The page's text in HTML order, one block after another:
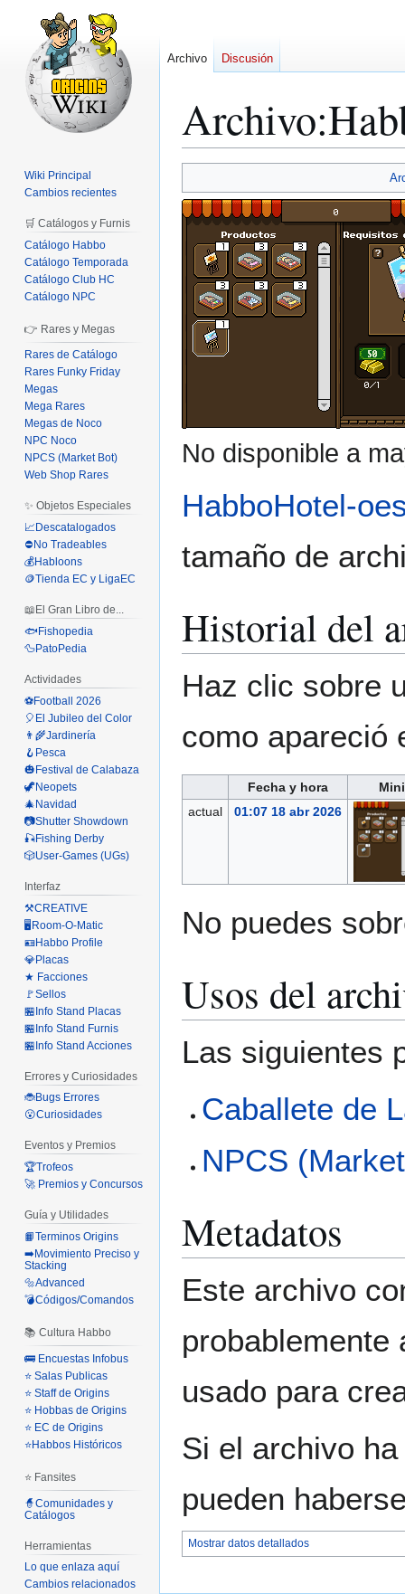
Archivo:
a
la
navegación
a
la
búsqueda
No disponible a
HabboHotel-
tamaño de
Historial del
Haz clic sobre
como apareció
Fecha y hora
actual
01:07 18 abr 2026
No puedes
Usos del
Las siguientes
Caballete de
NPCS
Metadatos
Este archivo
probablemente
usado para
Si el archivo
pueden
Mostrar datos detallados
Archivo Discusión
Wiki Principal
Cambios recientes
🛒 Catálogos y Furnis
Catálogo Habbo
Catálogo Temporada
Catálogo Club HC
Catálogo NPC
👉 Rares y Megas
Rares de Catálogo
Rares Funky Friday
Megas
Mega Rares
Megas de Noco
NPC Noco
NPCS (Market Bot)
Web Shop Rares
✨ Objetos Especiales
📈Descatalogados
⛔No Tradeables
💰Habloons
🪙Tienda EC y LigaEC
📖El Gran Libro de...
🐟Fishopedia
🦆PatoPedia
Actividades
⚽Football 2026
🎈El Jubileo del Color
👨‍🌾Jardinería
🪝Pesca
🎃Festival de Calabaza
🦖Neopets
🎄Navidad
📷Shutter Showdown
🎣Fishing Derby
🎲User-Games (UGs)
Interfaz
⚒️CREATIVE
🖥️Room-O-Matic
🪪Habbo Profile
💎Placas
★ Facciones
🚩Sellos
🏪Info Stand Placas
🏪Info Stand Furnis
🏪Info Stand Acciones
Errores y Curiosidades
🐞Bugs Errores
😮Curiosidades
Eventos y Premios
🏆Trofeos
🚀 Premios y Concursos
Guía y Utilidades
📙Terminos Origins
➡️Movimiento Preciso y
Stacking
🔩Advanced
💣Códigos/Comandos
📚 Cultura Habbo
🚌 Encuestas Infobus
⭐ Salas Publicas
⭐ Staff de Origins
⭐ Hobbas de Origins
⭐ EC de Origins
⭐Habbos Históricos
⭐ Fansites
🧙Comunidades y
Catálogos
Herramientas
Lo que enlaza aquí
Cambios relacionados